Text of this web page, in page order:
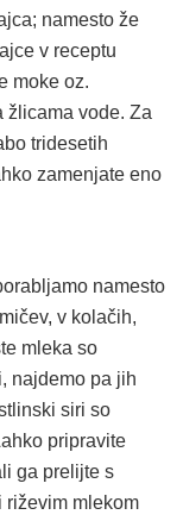
namesto že
v receptu
moke oz.
žlicama vode. Za
tridesetih
zamenjate eno
namesto
v kolačih,
mleka so
najdemo pa jih
siri so
pripravite
ga prelijte s
riževim mlekom